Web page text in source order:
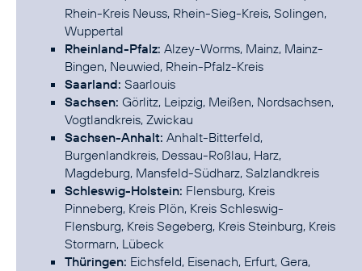
Rhein-Kreis Neuss, Rhein-Sieg-Kreis, Solingen,
Wuppertal
Rheinland-Pfalz: Alzey-Worms, Mainz, Mainz-
Bingen, Neuwied, Rhein-Pfalz-Kreis
Saarland: Saarlouis
Sachsen: Görlitz, Leipzig, Meißen, Nordsachsen,
Vogtlandkreis, Zwickau
Sachsen-Anhalt: Anhalt-Bitterfeld,
Burgenlandkreis, Dessau-Roßlau, Harz,
Magdeburg, Mansfeld-Südharz, Salzlandkreis
Schleswig-Holstein: Flensburg, Kreis
Pinneberg, Kreis Plön, Kreis Schleswig-
Flensburg, Kreis Segeberg, Kreis Steinburg, Kreis
Stormarn, Lübeck
Thüringen: Eichsfeld, Eisenach, Erfurt, Gera,